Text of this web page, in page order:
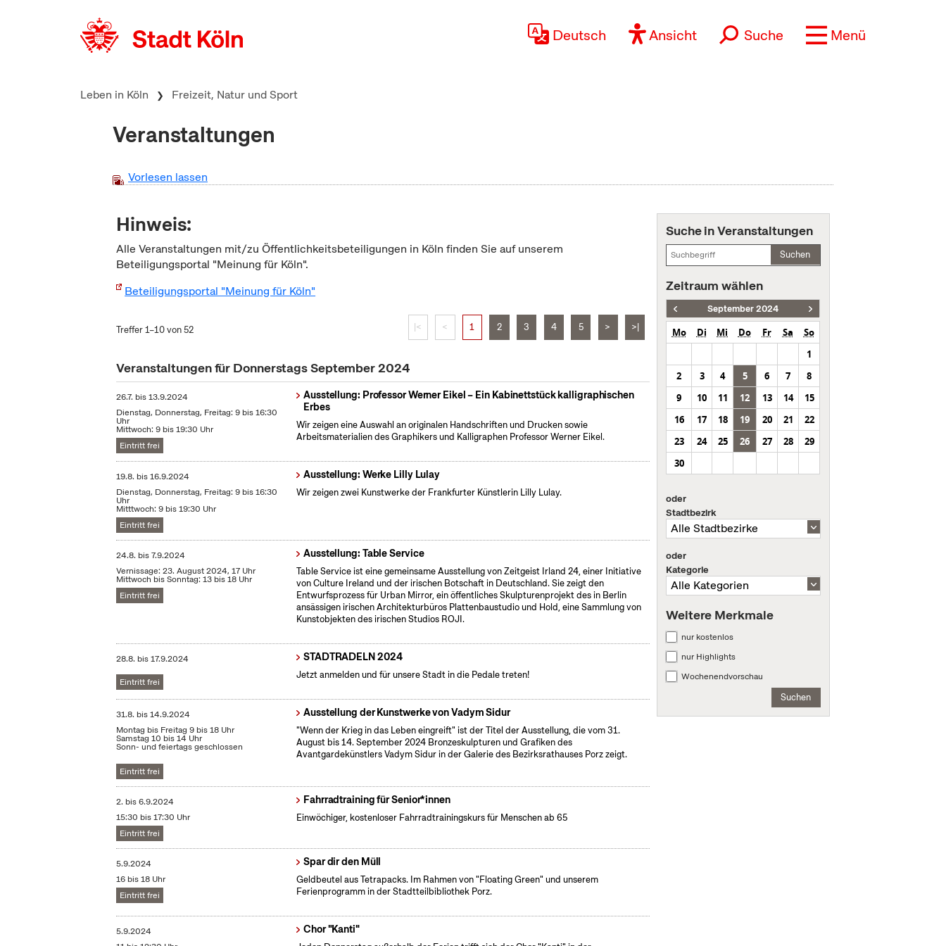
Deutsch Ansicht Suche Menü
Leben in Köln Freizeit, Natur und Sport
Veranstaltungen
Vorlesen lassen
Hinweis:
Alle Veranstaltungen mit/zu Öffentlichkeitsbeteiligungen in Köln finden Sie auf unserem
Beteiligungsportal "Meinung für Köln".
Beteiligungsportal "Meinung für Köln"
Treffer 1–10 von 52 |< < 1 2 3 4 5 > >|
Veranstaltungen für Donnerstags September 2024
26.7. bis13.9.2024
Dienstag, Donnerstag, Freitag: 9 bis 16:30
Uhr
Mittwoch: 9 bis 19:30 Uhr
Eintritt frei
Ausstellung: Professor Werner Eikel – Ein Kabinettstück kalligraphischen
Erbes
Wir zeigen eine Auswahl an originalen Handschriften und Drucken sowie
Arbeitsmaterialien des Graphikers und Kalligraphen Professor Werner Eikel.
19.8. bis16.9.2024
Dienstag, Donnerstag, Freitag: 9 bis 16:30
Uhr
Mitttwoch: 9 bis 19:30 Uhr
Eintritt frei
Ausstellung: Werke Lilly Lulay
Wir zeigen zwei Kunstwerke der Frankfurter Künstlerin Lilly Lulay.
24.8. bis7.9.2024
Vernissage: 23. August 2024, 17 Uhr
Mittwoch bis Sonntag: 13 bis 18 Uhr
Eintritt frei
Ausstellung: Table Service
Table Service ist eine gemeinsame Ausstellung von Zeitgeist Irland 24, einer Initiative
von Culture Ireland und der irischen Botschaft in Deutschland. Sie zeigt den
Entwurfsprozess für Urban Mirror, ein öffentliches Skulpturenprojekt des in Berlin
ansässigen irischen Architekturbüros Plattenbaustudio und Hold, eine Sammlung von
Kunstobjekten des irischen Studios ROJI.
28.8. bis17.9.2024
Eintritt frei
STADTRADELN 2024
Jetzt anmelden und für unsere Stadt in die Pedale treten!
31.8. bis14.9.2024
Montag bis Freitag 9 bis 18 Uhr
Samstag 10 bis 14 Uhr
Sonn- und feiertags geschlossen
Eintritt frei
Ausstellung der Kunstwerke von Vadym Sidur
"Wenn der Krieg in das Leben eingreift" ist der Titel der Ausstellung, die vom 31.
August bis 14. September 2024 Bronzeskulpturen und Grafiken des
Avantgardekünstlers Vadym Sidur in der Galerie des Bezirksrathauses Porz zeigt.
2. bis6.9.2024
15:30 bis 17:30 Uhr
Eintritt frei
Fahrradtraining für Senior*innen
Einwöchiger, kostenloser Fahrradtrainingskurs für Menschen ab 65
5.9.2024
16 bis 18 Uhr
Eintritt frei
Spar dir den Müll
Geldbeutel aus Tetrapacks. Im Rahmen von "Floating Green" und unserem
Ferienprogramm in der Stadtteilbibliothek Porz.
5.9.2024
Chor "Kanti"
Suche in Veranstaltungen
Suchen
Zeitraum wählen
September 2024
Mo Di Mi Do Fr Sa
So
1
2
3 4 5 6 7
8
9
10 11 12 13 14
15
16
17 18 19 20 21
22
23
24 25 26 27 28
29
30
oder
Stadtbezirk
oder
Kategorie
Weitere Merkmale
nur kostenlos
nur Highlights
Wochenendvorschau
Suchen